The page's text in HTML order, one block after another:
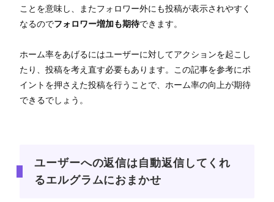
ことを意味し、またフォロワー外にも投稿が表示されやすく
なるのでフォロワー増加も期待できます。
ホーム率をあげるにはユーザーに対してアクションを起こし
たり、投稿を考え直す必要もあります。この記事を参考にポ
イントを押さえた投稿を行うことで、ホーム率の向上が期待
できるでしょう。
ユーザーへの返信は自動返信してくれ
るエルグラムにおまかせ